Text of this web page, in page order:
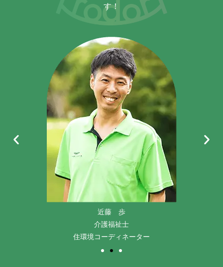
す！
近藤 歩
介護福祉士
住環境コーディネーター